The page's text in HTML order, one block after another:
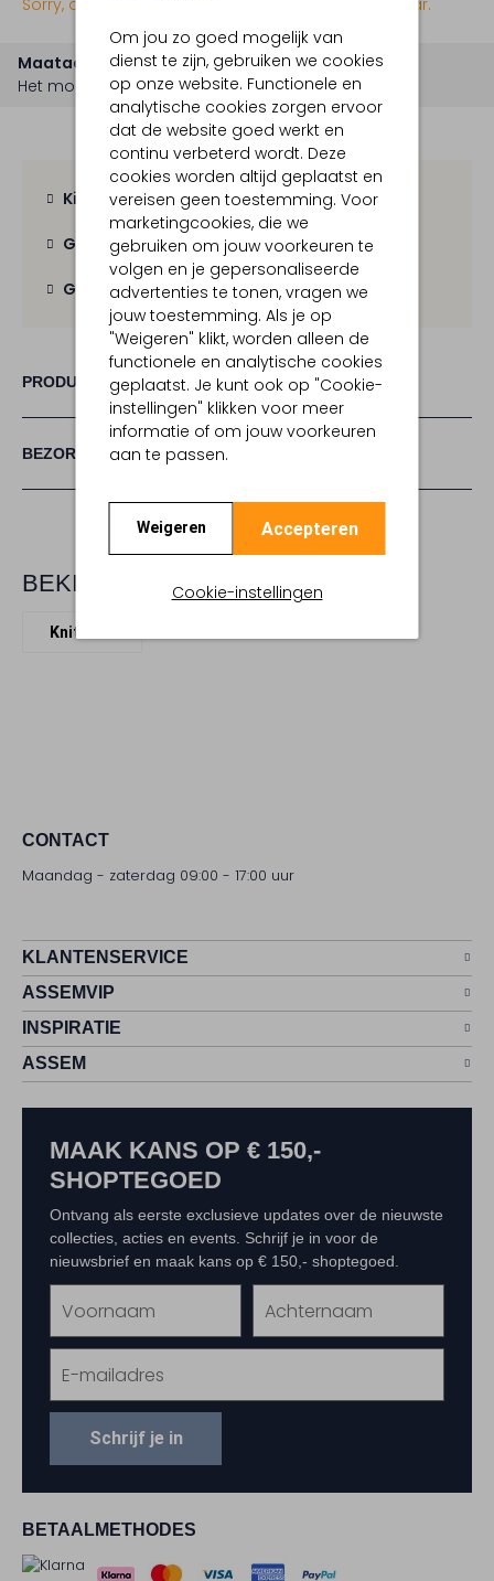
Om jou zo goed mogelijk van
dienst te zijn, gebruiken we cookies
op onze website. Functionele en
analytische cookies zorgen ervoor
dat de website goed werkt en
continu verbeterd wordt. Deze
cookies worden altijd geplaatst en
vereisen geen toestemming. Voor
marketingcookies, die we
gebruiken om jouw voorkeuren te
volgen en je gepersonaliseerde
advertenties te tonen, vragen we
jouw toestemming. Als je op
"Weigeren" klikt, worden alleen de
functionele en analytische cookies
geplaatst. Je kunt ook op "Cookie-
instellingen" klikken voor meer
informatie of om jouw voorkeuren
aan te passen.
Weigeren Accepteren
Cookie-instellingen
Sorry, dit item is momenteel (nog) niet beschikbaar.
Maatadvies
Het model is 1 meter 75 lang en draagt maat s.
Kies zelf je bezorgmoment
Gratis verzendingvanaf € 100,-
Gratis retourbinnen 30 dagen
PRODUCT INFORMATIE
BEZORGEN & RETOURNEREN
BEKIJK MEER
Knit-Ted
CONTACT
Maandag - zaterdag 09:00 - 17:00 uur
KLANTENSERVICE
ASSEMVIP
INSPIRATIE
ASSEM
BETAALMETHODES
MAAK KANS OP € 150,-
SHOPTEGOED
Ontvang als eerste exclusieve updates over de nieuwste
collecties, acties en events. Schrijf je in voor de
nieuwsbrief en maak kans op € 150,- shoptegoed.
Schrijf je in